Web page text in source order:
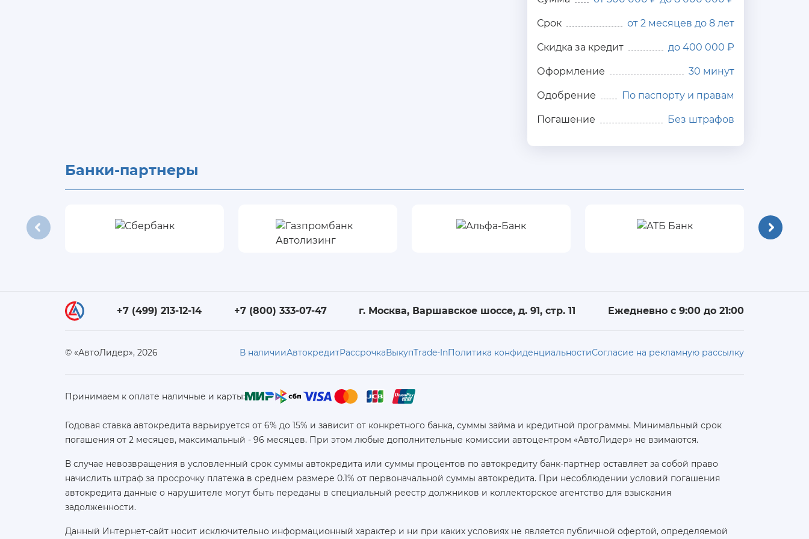
Срок от 2 месяцев до 8 лет
Скидка за кредит до 400 000 ₽
Оформление 30 минут
Одобрение По паспорту и правам
Погашение Без штрафов
Банки-партнеры
+7 (499) 213-12-14 +7 (800) 333-07-47 г. Москва, Варшавское шоссе, д. 91, стр. 11 Ежедневно с 9:00 до 21:00
© «АвтоЛидер», 2026 В наличииАвтокредитРассрочкаВыкупTrade-InПолитика конфиденциальностиСогласие на рекламную рассылку
Принимаем к оплате наличные и карты:
Годовая ставка автокредита варьируется от 6% до 15% и зависит от конкретного банка, суммы займа и кредитной программы. Минимальный срок
погашения от 2 месяцев, максимальный - 96 месяцев. При этом любые дополнительные комиссии автоцентром «АвтоЛидер» не взимаются.
В случае невозвращения в условленный срок суммы автокредита или суммы процентов по автокредиту банк-партнер оставляет за собой право
начислить штраф за просрочку платежа в среднем размере 0.1% от первоначальной суммы автокредита. При несоблюдении условий погашения
автокредита данные о нарушителе могут быть переданы в специальный реестр должников и коллекторское агентство для взыскания
задолженности.
Данный Интернет-сайт носит исключительно информационный характер и ни при каких условиях не является публичной офертой, определяемой